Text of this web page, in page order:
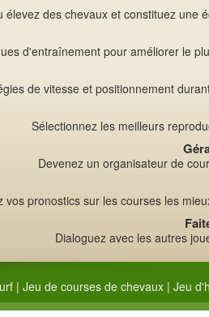
élevez des chevaux et constituez une
d'entraînement pour améliorer le
de vitesse et positionnement
Sélectionnez les meilleurs
Devenez un organisateur de
vos pronostics sur les courses les
Dialoguez avec les autres
| Jeu de courses de chevaux| Jeu